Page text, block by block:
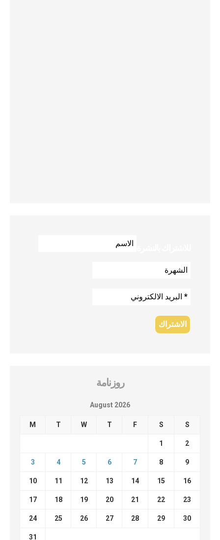
روزنامة
August 2026
M T W T F S S
1 2
3 4 5 6 7 8 9
10 11 12 13 14 15 16
17 18 19 20 21 22 23
24 25 26 27 28 29 30
31